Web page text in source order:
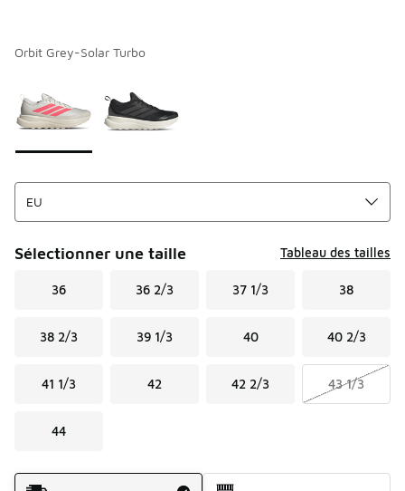
Orbit Grey-Solar Turbo
Sélectionner une taille Tableau des tailles
36 36 2/3 37 1/3 38
38 2/3 39 1/3 40 40 2/3
41 1/3 42 42 2/3 43 1/3
44
Mode d'expédition